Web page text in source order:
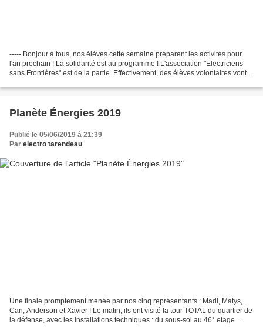
----- Bonjour à tous, nos élèves cette semaine préparent les activités pour
l'an prochain ! La solidarité est au programme ! L'association "Electriciens
sans Frontières" est de la partie. Effectivement, des élèves volontaires vont
Planète Énergies 2019
Publié le 05/06/2019 à 21:39
Par electro tarendeau
Une finale promptement menée par nos cinq représentants : Madi, Matys,
Can, Anderson et Xavier ! Le matin, ils ont visité la tour TOTAL du quartier de
la défense, avec les installations techniques : du sous-sol au 46° etage.